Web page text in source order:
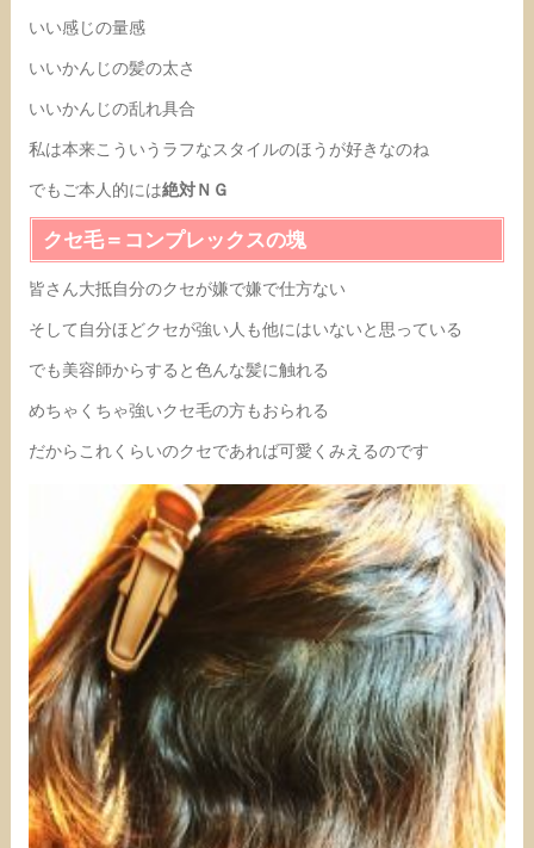
いい感じの量感
いいかんじの髪の太さ
いいかんじの乱れ具合
私は本来こういうラフなスタイルのほうが好きなのね
でもご本人的には絶対ＮＧ
クセ毛＝コンプレックスの塊
皆さん大抵自分のクセが嫌で嫌で仕方ない
そして自分ほどクセが強い人も他にはいないと思っている
でも美容師からすると色んな髪に触れる
めちゃくちゃ強いクセ毛の方もおられる
だからこれくらいのクセであれば可愛くみえるのです